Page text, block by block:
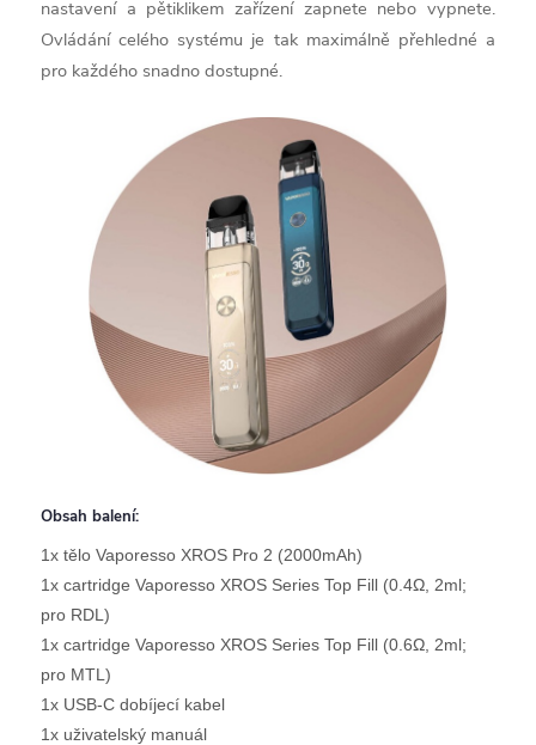
nastavení a pětiklikem zařízení zapnete nebo vypnete.
Ovládání celého systému je tak maximálně přehledné a
pro každého snadno dostupné.
Obsah balení:
1x tělo Vaporesso XROS Pro 2 (2000mAh)
1x cartridge Vaporesso XROS Series Top Fill (0.4Ω, 2ml;
pro RDL)
1x cartridge Vaporesso XROS Series Top Fill (0.6Ω, 2ml;
pro MTL)
1x USB-C dobíjecí kabel
1x uživatelský manuál